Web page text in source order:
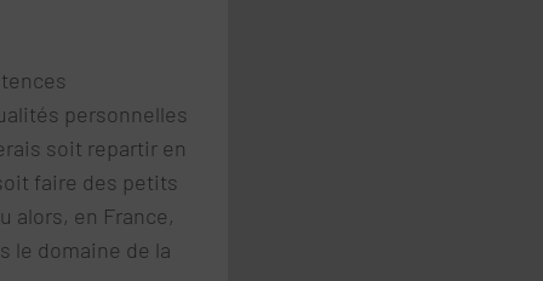
personnelles
soit repartir en
faire des petits
alors, en France,
le domaine de la